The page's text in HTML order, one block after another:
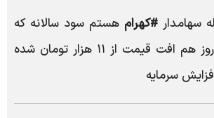
#کهرام هستم سود سالانه که
نمیده هیچی هر روز هم افت قیمت از ۱۱ هزار تومان شده